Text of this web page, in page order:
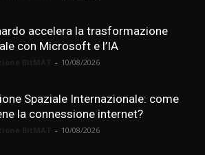
accelera la trasformazione
con Microsoft e l’IA
- 10/08/2026
Spaziale Internazionale: come
la connessione internet?
- 10/08/2026